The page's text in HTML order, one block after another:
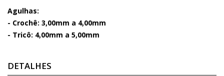
Agulhas:
- Crochê: 3,00mm a 4,00mm
- Tricô: 4,00mm a 5,00mm
DETALHES